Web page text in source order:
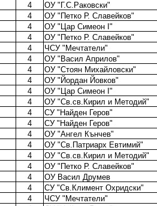
4 ОУ "Г.С.Раковски"
4 ОУ "Петко Р. Славейков"
4 ОУ "Цар Симеон I"
4 ОУ "Петко Р. Славейков"
4 ЧСУ "Мечтатели"
4 ОУ "Васил Априлов"
4 ОУ "Стоян Михайловски"
4 ОУ "Йордан Йовков"
4 ОУ "Цар Симеон I"
4 ОУ "Св.св.Кирил и Методий"
4 СУ "Найден Геров"
4 СУ "Найден Геров"
4 ОУ "Ангел Кънчев"
4 ОУ "Св.Патриарх Евтимий"
4 ОУ "Св.св.Кирил и Методий"
4 ОУ "Петко Р. Славейков"
4 ОУ Васил Друмев
4 СУ "Св.Климент Охридски"
4 ЧСУ "Мечтатели"